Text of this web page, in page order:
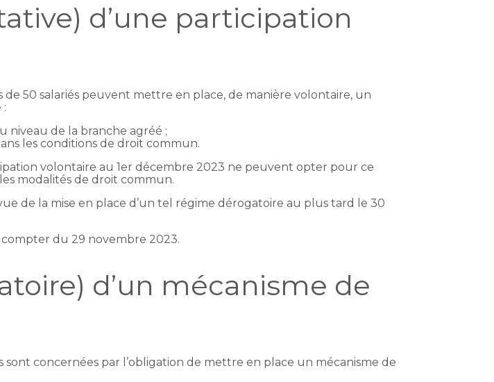
d’une participation
50 salariés peuvent mettre en place, de manière volontaire, un
:
niveau de la branche agréé ;
les conditions de droit commun.
volontaire au 1er décembre 2023 ne peuvent opter pour ce
modalités de droit commun.
de la mise en place d’un tel régime dérogatoire au plus tard le 30
du 29 novembre 2023.
d’un mécanisme de
sont concernées par l’obligation de mettre en place un mécanisme de